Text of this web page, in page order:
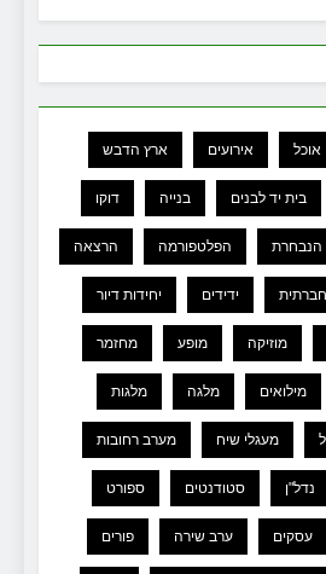
אוכל אירועים ארץ הדבש
בית יד לבנים בנייה דוקו
הנבחרת הפלטפורמה הרצאה
ידידים יחידות דיור
מוזיקה מופע מחזמר
מילואים מלגה מלגות
מעגלי שיח מערב רחובות
נדל"ן סטודנטים ספורט
עסקים ערב שירה פורים